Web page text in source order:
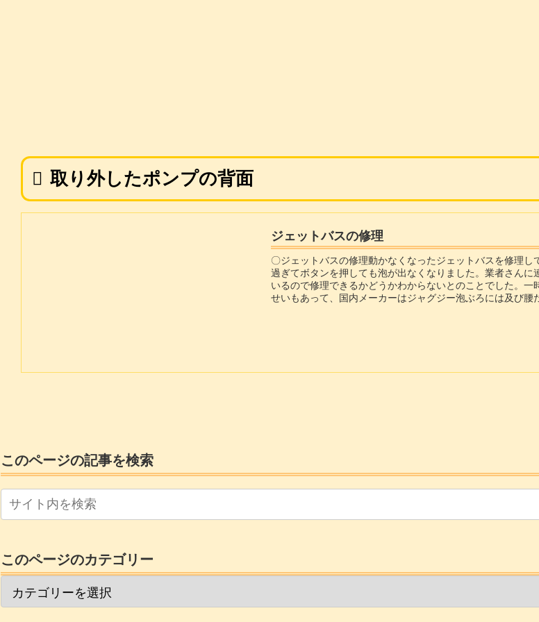
取り外したポンプの背面
ジェットバスの修理
〇ジェットバスの修理動かなくなったジェットバスを修理
過ぎてボタンを押しても泡が出なくなりました。業者さん
いるので修理できるかどうかわからないとのことでした。
せいもあって、国内メーカーはジャグジー泡ぶろには及び
このページの記事を検索
このページのカテゴリー